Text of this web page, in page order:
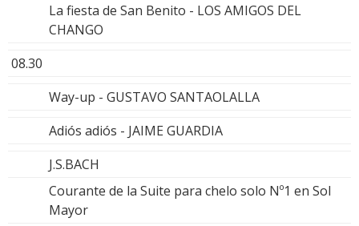
La fiesta de San Benito - LOS AMIGOS DEL
CHANGO
08.30
Way-up - GUSTAVO SANTAOLALLA
Adiós adiós - JAIME GUARDIA
J.S.BACH
Courante de la Suite para chelo solo Nº1 en Sol
Mayor